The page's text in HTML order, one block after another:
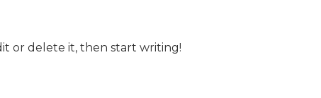
or delete it, then start writing!